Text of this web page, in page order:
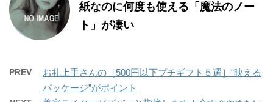
紙なのに何度も使える「魔法のノー
ト」が凄い
PREV
お礼上手さんの［500円以下プチギフト５選］“映える
パッケージ”がポイント